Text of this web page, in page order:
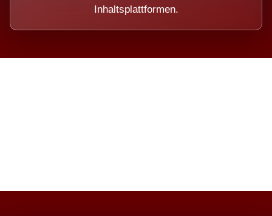
Inhaltsplattformen.